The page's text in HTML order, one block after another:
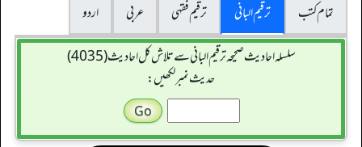
تمام کتب
ترقیم البانی ترقيم فقہی عربی
اردو
سلسله احاديث صحيحه ترقیم البانی سے تلاش کل احادیث (4035)
حدیث نمبر لکھیں: